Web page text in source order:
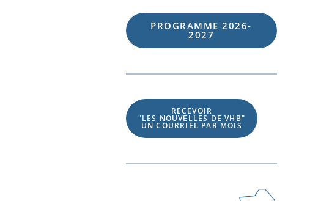
PROGRAMME 2026-
2027
RECEVOIR
"LES NOUVELLES DE VHB"
UN COURRIEL PAR MOIS